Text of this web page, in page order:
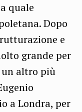
quale
Dopo
e
grande per
altro più
a Londra, per